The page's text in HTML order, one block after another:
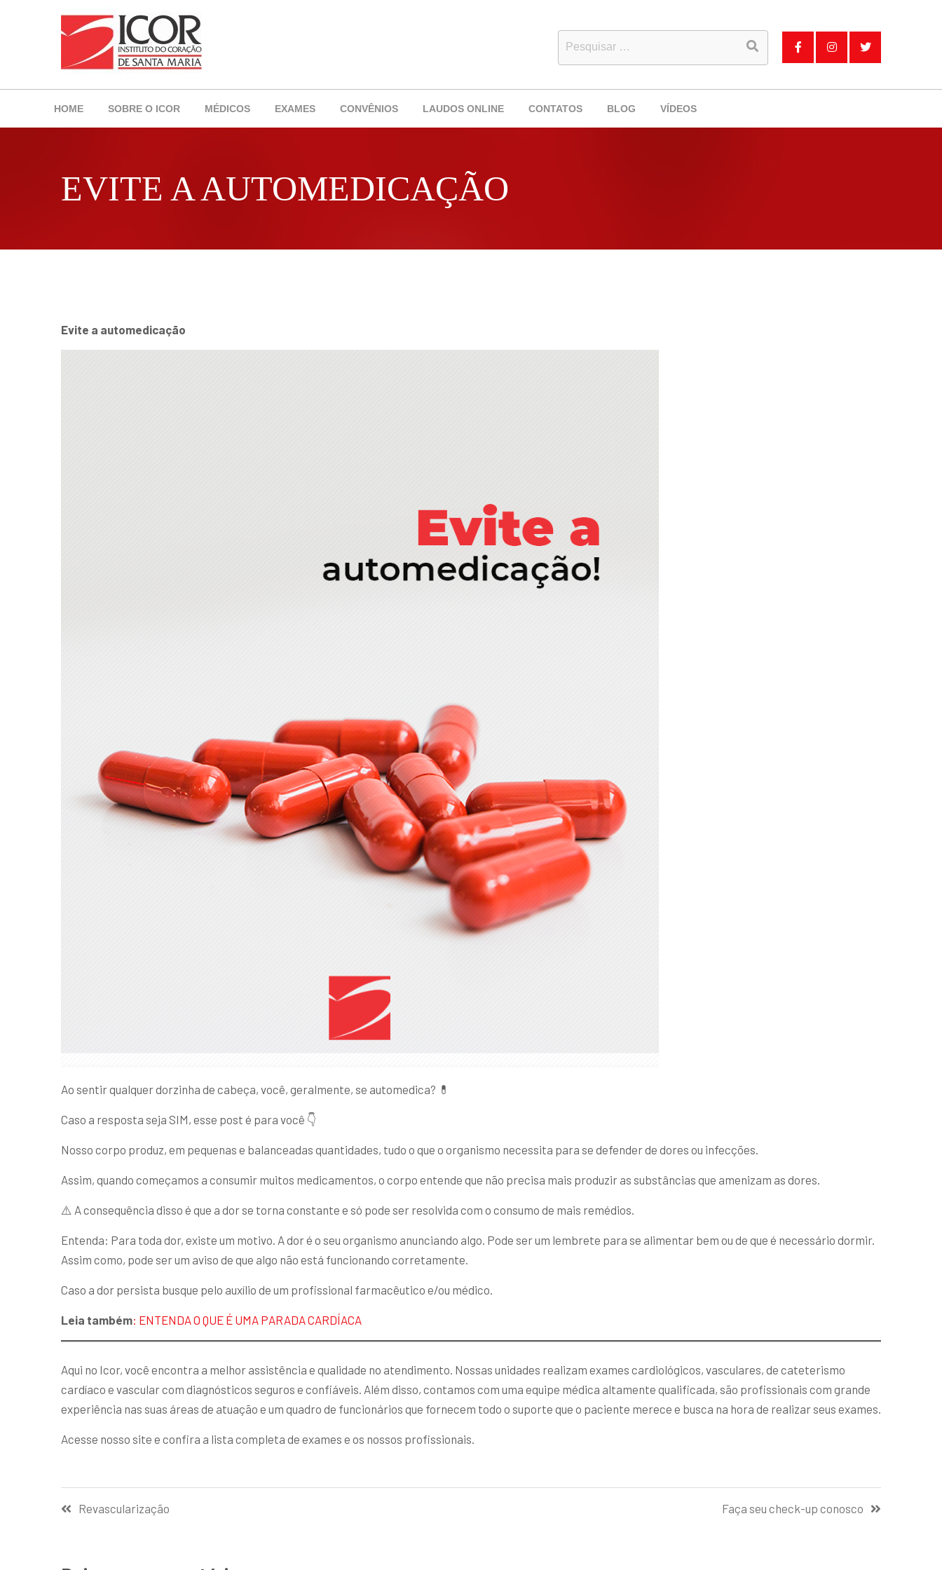
HOME SOBRE O ICOR MÉDICOS EXAMES CONVÊNIOS LAUDOS ONLINE CONTATOS BLOG VÍDEOS
EVITE A AUTOMEDICAÇÃO
Evite a automedicação
Ao sentir qualquer dorzinha de cabeça, você, geralmente, se automedica? 💊
Caso a resposta seja SIM, esse post é para você 👇
Nosso corpo produz, em pequenas e balanceadas quantidades, tudo o que o organismo necessita para se defender de dores ou infecções.
Assim, quando começamos a consumir muitos medicamentos, o corpo entende que não precisa mais produzir as substâncias que amenizam as dores.
⚠️ A consequência disso é que a dor se torna constante e só pode ser resolvida com o consumo de mais remédios.
Entenda: Para toda dor, existe um motivo. A dor é o seu organismo anunciando algo. Pode ser um lembrete para se alimentar bem ou de que é necessário dormir.
Assim como, pode ser um aviso de que algo não está funcionando corretamente.
Caso a dor persista busque pelo auxílio de um profissional farmacêutico e/ou médico.
Leia também: ENTENDA O QUE É UMA PARADA CARDÍACA
Aqui no Icor, você encontra a melhor assistência e qualidade no atendimento. Nossas unidades realizam exames cardiológicos, vasculares, de cateterismo
cardíaco e vascular com diagnósticos seguros e confiáveis. Além disso, contamos com uma equipe médica altamente qualificada, são profissionais com grande
experiência nas suas áreas de atuação e um quadro de funcionários que fornecem todo o suporte que o paciente merece e busca na hora de realizar seus exames.
Acesse nosso site e confira a lista completa de exames e os nossos profissionais.
Revascularização Faça seu check-up conosco